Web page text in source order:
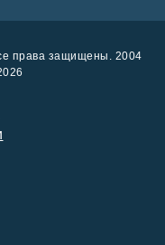
права защищены. 2004